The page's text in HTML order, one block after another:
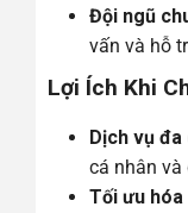
Đội ngũ
vấn và hỗ
Lợi Ích Khi
Dịch vụ đa
cá nhân và
Tối ưu hóa